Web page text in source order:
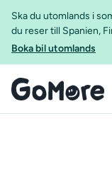
Ska du utomlands i
du reser till Spanien,
Boka bil utomlands